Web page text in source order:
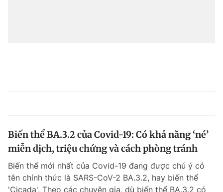
Biến thể BA.3.2 của Covid-19: Có khả năng ‘né’
miễn dịch, triệu chứng và cách phòng tránh
Biến thể mới nhất của Covid-19 đang được chú ý có
tên chính thức là SARS-CoV-2 BA.3.2, hay biến thể
'Cicada'. Theo các chuyên gia, dù biến thể BA.3.2 có